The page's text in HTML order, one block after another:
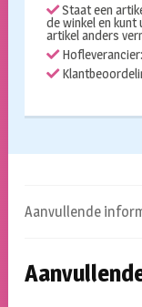
Staat een
de winkel en
artikel anders
Aanvullende